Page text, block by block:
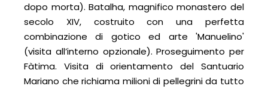
dopo morta). Batalha, magnifico monastero del
secolo XIV, costruito con una perfetta
combinazione di gotico ed arte 'Manuelino'
(visita all’interno opzionale). Proseguimento per
Fàtima. Visita di orientamento del Santuario
Mariano che richiama milioni di pellegrini da tutto